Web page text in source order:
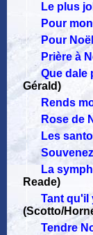
Le plus
Pour
Pour Noël
Prière à
Que dale
Gérald)
Rends
Rose de
Les
La
Reade)
Tant qu'il
(Scotto/
Tendre